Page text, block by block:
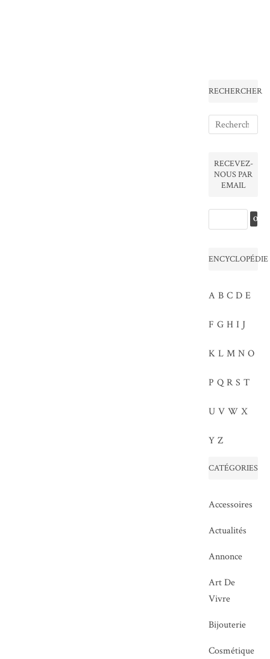
RECHERCHER
RECEVEZ-
NOUS PAR
EMAIL
ENCYCLOPÉDIE
A B C D E
F G H I J
K L M N O
P Q R S T
U V W X
Y Z
CATÉGORIES
Accessoires
Actualités
Annonce
Art De
Vivre
Bijouterie
Cosmétique